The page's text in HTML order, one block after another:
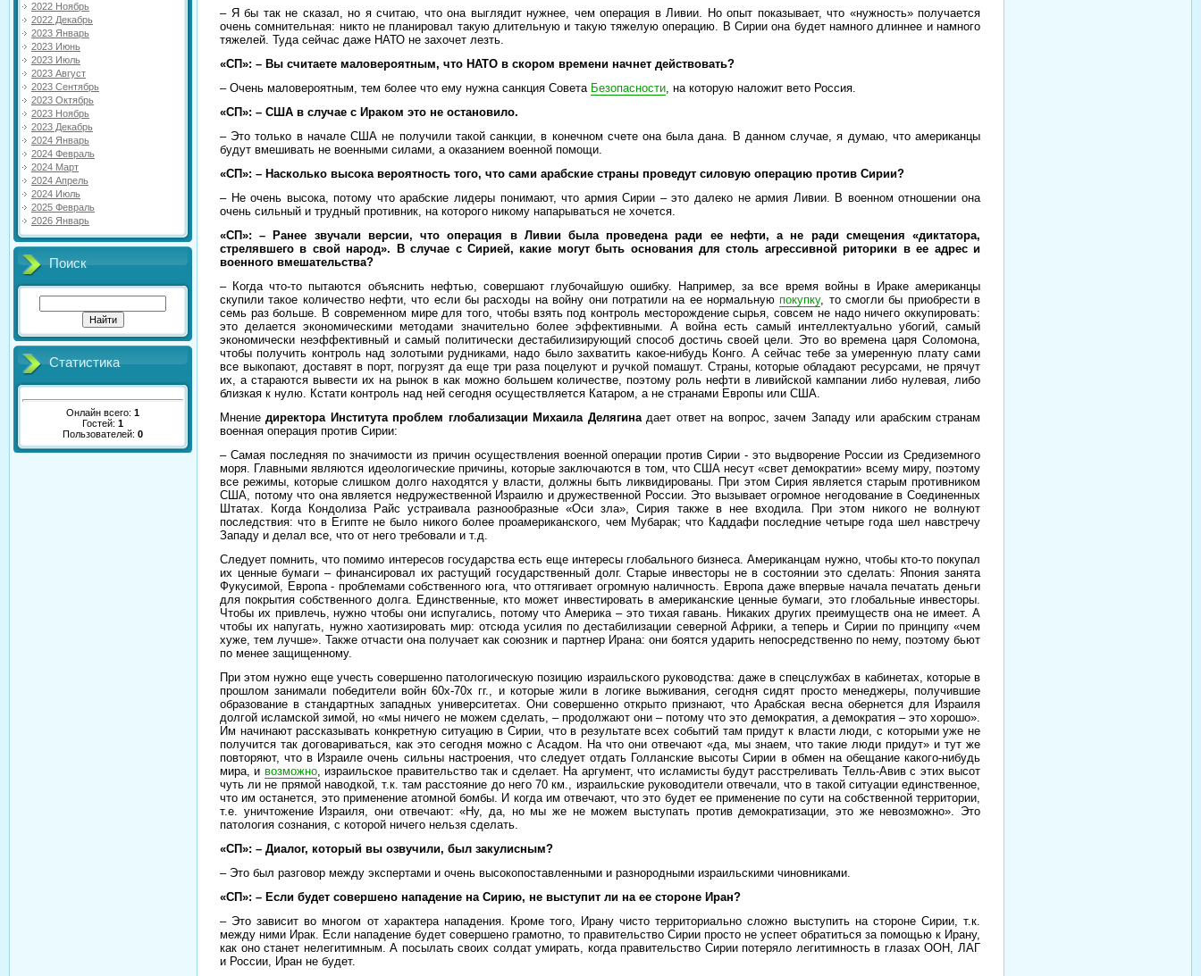
2022 Ноябрь
2022 Декабрь
2023 Январь
2023 Июнь
2023 Июль
2023 Август
2023 Сентябрь
2023 Октябрь
2023 Ноябрь
2023 Декабрь
2024 Январь
2024 Февраль
2024 Март
2024 Апрель
2024 Июль
2025 Февраль
2026 Январь
Поиск
Статистика
Онлайн всего: 1
Гостей: 1
Пользователей: 0
– Я бы так не сказал, но я считаю, что она выглядит нужнее, чем операция в Ливии. Но опыт показывает, что «нужность» получается
очень сомнительная: никто не планировал такую длительную и такую тяжелую операцию. В Сирии она будет намного длиннее и намного
тяжелей. Туда сейчас даже НАТО не захочет лезть.
«СП»: – Вы считаете маловероятным, что НАТО в скором времени начнет действовать?
– Очень маловероятным, тем более что ему нужна санкция Совета Безопасности , на которую наложит вето Россия.
«СП»: – США в случае с Ираком это не остановило.
– Это только в начале США не получили такой санкции, в конечном счете она была дана. В данном случае, я думаю, что американцы
будут вмешивать не военными силами, а оказанием военной помощи.
«СП»: – Насколько высока вероятность того, что сами арабские страны проведут силовую операцию против Сирии?
– Не очень высока, потому что арабские лидеры понимают, что армия Сирии – это далеко не армия Ливии. В военном отношении она
очень сильный и трудный противник, на которого никому напарываться не хочется.
«СП»: – Ранее звучали версии, что операция в Ливии была проведена ради ее нефти, а не ради смещения «диктатора,
стрелявшего в свой народ». В случае с Сирией, какие могут быть основания для столь агрессивной риторики в ее адрес и
военного вмешательства?
– Когда что-то пытаются объяснить нефтью, совершают глубочайшую ошибку. Например, за все время войны в Ираке американцы
скупили такое количество нефти, что если бы расходы на войну они потратили на ее нормальнуюпокупку, то смогли бы приобрести в
семь раз больше. В современном мире для того, чтобы взять под контроль месторождение сырья, совсем не надо ничего оккупировать:
это делается экономическими методами значительно более эффективными. А война есть самый интеллектуально убогий, самый
экономически неэффективный и самый политически дестабилизирующий способ достичь своей цели. Это во времена царя Соломона,
чтобы получить контроль над золотыми рудниками, надо было захватить какое-нибудь Конго. А сейчас тебе за умеренную плату сами
все выкопают, доставят в порт, погрузят да еще три раза поцелуют и ручкой помашут. Страны, которые обладают ресурсами, не прячут
их, а стараются вывести их на рынок в как можно большем количестве, поэтому роль нефти в ливийской кампании либо нулевая, либо
близкая к нулю. Кстати контроль над ней сегодня осуществляется Катаром, а не странами Европы или США.
Мнениедиректора Института проблем глобализации Михаила Делягинадает ответ на вопрос, зачем Западу или арабским странам
военная операция против Сирии:
– Самая последняя по значимости из причин осуществления военной операции против Сирии - это выдворение России из Средиземного
моря. Главными являются идеологические причины, которые заключаются в том, что США несут «свет демократии» всему миру, поэтому
все режимы, которые слишком долго находятся у власти, должны быть ликвидированы. При этом Сирия является старым противником
США, потому что она является недружественной Израилю и дружественной России. Это вызывает огромное негодование в Соединенных
Штатах. Когда Кондолиза Райс устраивала разнообразные «Оси зла», Сирия также в нее входила. При этом никого не волнуют
последствия: что в Египте не было никого более проамериканского, чем Мубарак; что Каддафи последние четыре года шел навстречу
Западу и делал все, что от него требовали и т.д.
Следует помнить, что помимо интересов государства есть еще интересы глобального бизнеса. Американцам нужно, чтобы кто-то покупал
их ценные бумаги – финансировал их растущий государственный долг. Старые инвесторы не в состоянии это сделать: Япония занята
Фукусимой, Европа - проблемами собственного юга, что оттягивает огромную наличность. Европа даже впервые начала печатать деньги
для покрытия собственного долга. Единственные, кто может инвестировать в американские ценные бумаги, это глобальные инвесторы.
Чтобы их привлечь, нужно чтобы они испугались, потому что Америка – это тихая гавань. Никаких других преимуществ она не имеет. А
чтобы их напугать, нужно хаотизировать мир: отсюда усилия по дестабилизации северной Африки, а теперь и Сирии по принципу «чем
хуже, тем лучше». Также отчасти она получает как союзник и партнер Ирана: они боятся ударить непосредственно по нему, поэтому бьют
по менее защищенному.
При этом нужно еще учесть совершенно патологическую позицию израильского руководства: даже в спецслужбах в кабинетах, которые в
прошлом занимали победители войн 60х-70х гг., и которые жили в логике выживания, сегодня сидят просто менеджеры, получившие
образование в стандартных западных университетах. Они совершенно открыто признают, что Арабская весна обернется для Израиля
долгой исламской зимой, но «мы ничего не можем сделать, – продолжают они – потому что это демократия, а демократия – это хорошо».
Им начинают рассказывать конкретную ситуацию в Сирии, что в результате всех событий там придут к власти люди, с которыми уже не
получится так договариваться, как это сегодня можно с Асадом. На что они отвечают «да, мы знаем, что такие люди придут» и тут же
повторяют, что в Израиле очень сильны настроения, что следует отдать Голланские высоты Сирии в обмен на обещание какого-нибудь
мира, и возможно, израильское правительство так и сделает. На аргумент, что исламисты будут расстреливать Телль-Авив с этих высот
чуть ли не прямой наводкой, т.к. там расстояние до него 70 км., израильские руководители отвечали, что в такой ситуации единственное,
что им останется, это применение атомной бомбы. И когда им отвечают, что это будет ее применение по сути на собственной территории,
т.е. уничтожение Израиля, они отвечают: «Ну, да, но мы же не можем выступать против демократизации, это же невозможно». Это
патология сознания, с которой ничего нельзя сделать.
«СП»: – Диалог, который вы озвучили, был закулисным?
– Это был разговор между экспертами и очень высокопоставленными и разнородными израильскими чиновниками.
«СП»: – Если будет совершено нападение на Сирию, не выступит ли на ее стороне Иран?
– Это зависит во многом от характера нападения. Кроме того, Ирану чисто территориально сложно выступить на стороне Сирии, т.к.
между ними Ирак. Если нападение будет совершено грамотно, то правительство Сирии просто не успеет обратиться за помощью к Ирану,
как оно станет нелегитимным. А посылать своих солдат умирать, когда правительство Сирии потеряло легитимность в глазах ООН, ЛАГ
и России, Иран не будет.